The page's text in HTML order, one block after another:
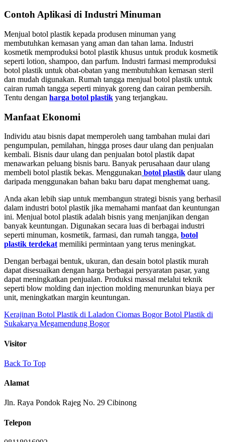
Contoh Aplikasi di Industri Minuman
Menjual botol plastik kepada produsen minuman yang
membutuhkan kemasan yang aman dan tahan lama. Industri
kosmetik memproduksi botol plastik khusus untuk produk kosmetik
seperti lotion, shampoo, dan parfum. Industri farmasi memproduksi
botol plastik untuk obat-obatan yang membutuhkan kemasan steril
dan mudah digunakan. Rumah tangga menjual botol plastik untuk
cairan rumah tangga seperti minyak goreng dan cairan pembersih.
Tentu dengan harga botol plastik yang terjangkau.
Manfaat Ekonomi
Individu atau bisnis dapat memperoleh uang tambahan mulai dari
pengumpulan, pemilahan, hingga proses daur ulang dan penjualan
kembali. Bisnis daur ulang dan penjualan botol plastik dapat
menawarkan peluang bisnis baru. Banyak perusahaan daur ulang
membeli botol plastik bekas. Menggunakan botol plastik daur ulang
daripada menggunakan bahan baku baru dapat menghemat uang.
Anda akan lebih siap untuk membangun strategi bisnis yang berhasil
dalam industri botol plastik jika memahami manfaat dan keuntungan
ini. Menjual botol plastik adalah bisnis yang menjanjikan dengan
banyak keuntungan. Digunakan secara luas di berbagai industri
seperti minuman, kosmetik, farmasi, dan rumah tangga, botol
plastik terdekat memiliki permintaan yang terus meningkat.
Dengan berbagai bentuk, ukuran, dan desain botol plastik murah
dapat disesuaikan dengan harga berbagai persyaratan pasar, yang
dapat meningkatkan penjualan. Produksi massal melalui teknik
seperti blow molding dan injection molding menurunkan biaya per
unit, meningkatkan margin keuntungan.
Kerajinan Botol Plastik di Laladon Ciomas BogorBotol Plastik di
Sukakarya Megamendung Bogor
Visitor
Back To Top
Alamat
Jln. Raya Pondok Rajeg No. 29 Cibinong
Telepon